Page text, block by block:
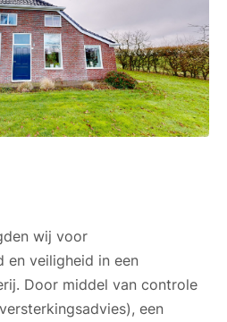
wij voor
en veiligheid in een
Door middel van controle
een